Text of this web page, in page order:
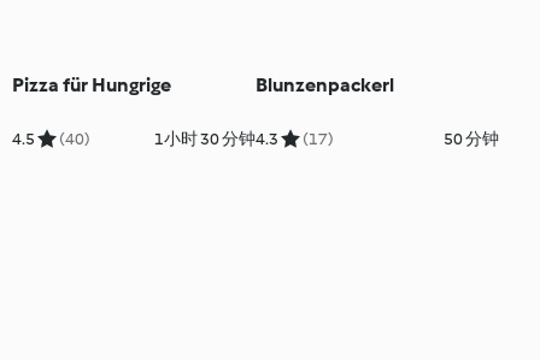
Pizza für Hungrige
4.5 (40) 1小时 30 分钟
Blunzenpackerl
4.3 (17) 50 分钟